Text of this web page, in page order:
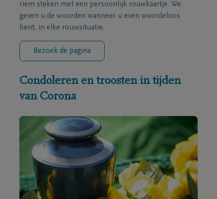
riem steken met een persoonlijk rouwkaartje. We
geven u de woorden wanneer u even woordeloos
bent, in elke rouwsituatie.
Bezoek de pagina
Condoleren en troosten in tijden
van Corona